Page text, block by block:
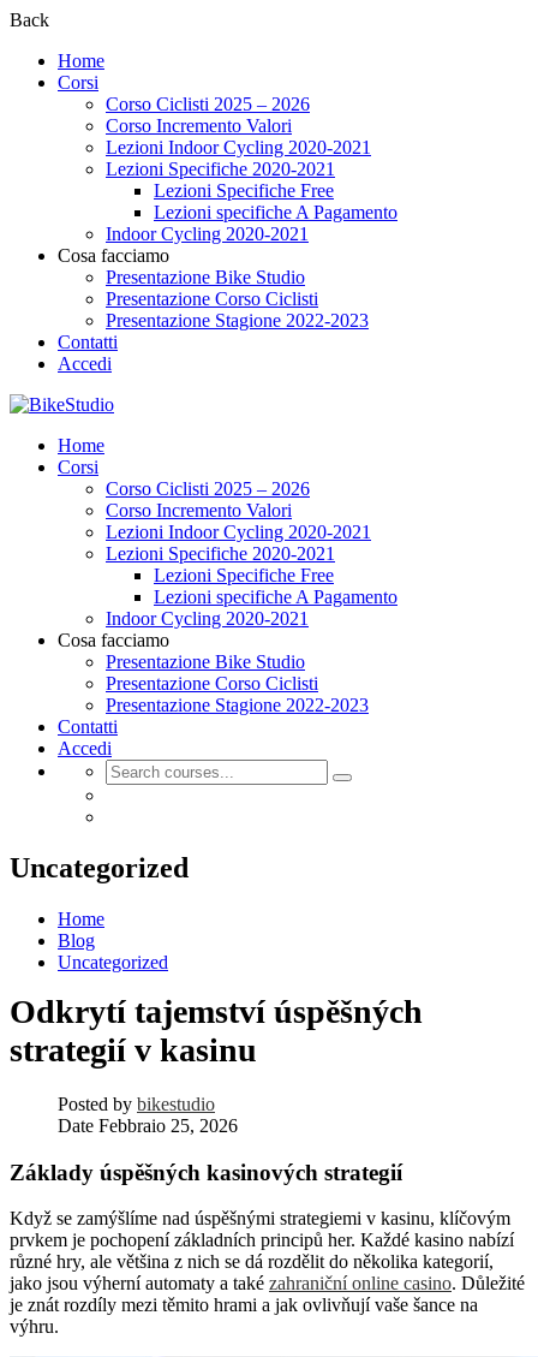
Back
Home
Corsi
Corso Ciclisti 2025 – 2026
Corso Incremento Valori
Lezioni Indoor Cycling 2020-2021
Lezioni Specifiche 2020-2021
Lezioni Specifiche Free
Lezioni specifiche A Pagamento
Indoor Cycling 2020-2021
Cosa facciamo
Presentazione Bike Studio
Presentazione Corso Ciclisti
Presentazione Stagione 2022-2023
Contatti
Accedi
Home
Corsi
Corso Ciclisti 2025 – 2026
Corso Incremento Valori
Lezioni Indoor Cycling 2020-2021
Lezioni Specifiche 2020-2021
Lezioni Specifiche Free
Lezioni specifiche A Pagamento
Indoor Cycling 2020-2021
Cosa facciamo
Presentazione Bike Studio
Presentazione Corso Ciclisti
Presentazione Stagione 2022-2023
Contatti
Accedi
Uncategorized
Home
Blog
Uncategorized
Odkrytí tajemství úspěšných
strategií v kasinu
Posted by bikestudio
Date Febbraio 25, 2026
Základy úspěšných kasinových strategií
Když se zamýšlíme nad úspěšnými strategiemi v kasinu, klíčovým
prvkem je pochopení základních principů her. Každé kasino nabízí
různé hry, ale většina z nich se dá rozdělit do několika kategorií,
jako jsou výherní automaty a také zahraniční online casino. Důležité
je znát rozdíly mezi těmito hrami a jak ovlivňují vaše šance na
výhru.